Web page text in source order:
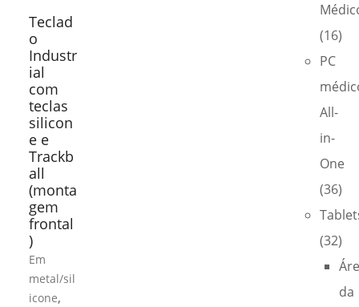
Teclad
o
Industr
ial
com
teclas
silicon
e e
Trackb
all
(monta
gem
frontal
)
Em
metal/sil
icone,
(16)
PC
All-
in-
One
(36)
(32)
da